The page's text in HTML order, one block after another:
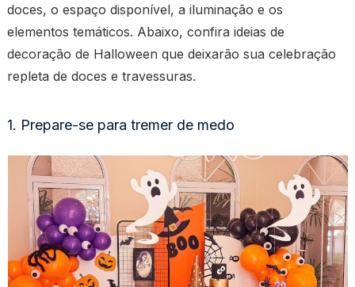
doces, o espaço disponível, a iluminação e os
elementos temáticos. Abaixo, confira ideias de
decoração de Halloween que deixarão sua celebração
repleta de doces e travessuras.
1. Prepare-se para tremer de medo